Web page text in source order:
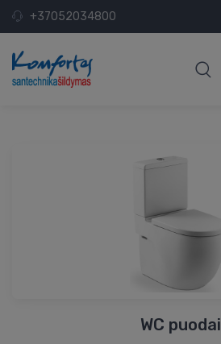
+37052034800
WC puodai